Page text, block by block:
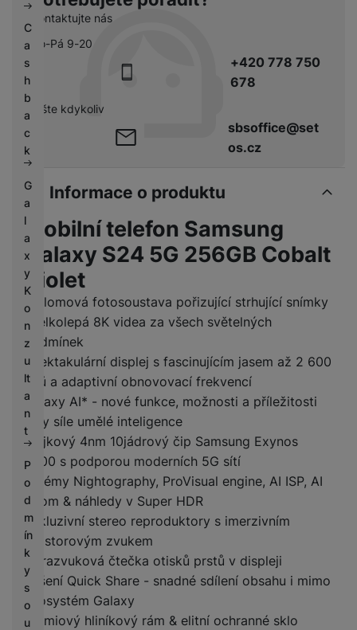
C
a
s
h
b
a
c
k
G
a
l
a
x
y
K
o
n
z
u
lt
a
n
t
P
o
d
m
ín
k
y
s
o
u
Kontaktujte nás
Po-Pá 9-20
+420 778 750
678
pište kdykoliv
sbsoffice@set
os.cz
Informace o produktu
Mobilní telefon Samsung
Galaxy S24 5G 256GB Cobalt
Violet
Přelomová fotosoustava pořizující strhující snímky
i velkolepá 8K videa za všech světelných
podmínek
Spektakulární displej s fascinujícím jasem až 2 600
nitů a adaptivní obnovovací frekvencí
Galaxy AI* - nové funkce, možnosti a příležitosti
díky síle umělé inteligence
Vlajkový 4nm 10jádrový čip Samsung Exynos
2400 s podporou moderních 5G sítí
Sytémy Nightography, ProVisual engine, AI ISP, AI
Zoom & náhledy v Super HDR
Exkluzivní stereo reproduktory s imerzivním
prostorovým zvukem
Ultrazvuková čtečka otisků prstů v displeji
Řešení Quick Share - snadné sdílení obsahu i mimo
ekosystém Galaxy
Prémiový hliníkový rám & elitní ochranné sklo